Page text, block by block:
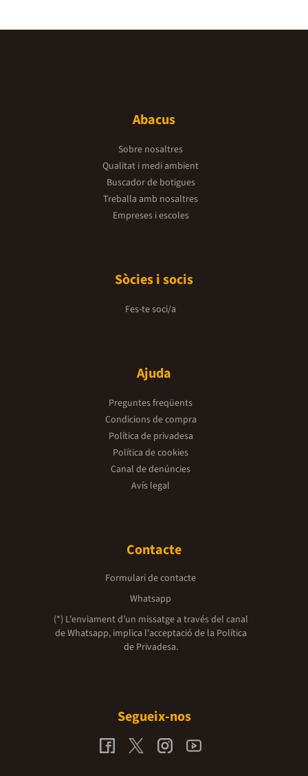
Abacus
Sobre nosaltres
Qualitat i medi ambient
Buscador de botigues
Treballa amb nosaltres
Empreses i escoles
Sòcies i socis
Fes-te soci/a
Ajuda
Preguntes freqüents
Condicions de compra
Política de privadesa
Política de cookies
Canal de denúncies
Avís legal
Contacte
Formulari de contacte
Whatsapp
(*) L'enviament d’un missatge a través del canal
de Whatsapp, implica l'acceptació de la Política
de Privadesa.
Segueix-nos